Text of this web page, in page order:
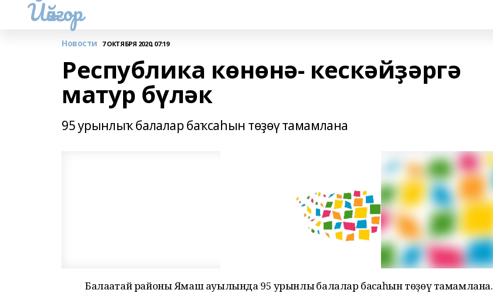
Йәйғор
Новости 7 ОКТЯБРЯ 2020, 07:19
Республика көнөнә- кескәйҙәргә
матур бүләк
95 урынлыҡ балалар баҡсаһын төҙөү тамамлана
Балаҡатай районы Ямаш ауылында 95 урынлыҡ балалар баҡсаһын төҙөү тамамлана.